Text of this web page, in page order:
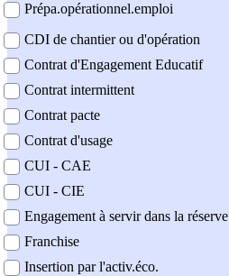
Prépa.opérationnel.emploi
CDI de chantier ou d'opération
Contrat d'Engagement Educatif
Contrat intermittent
Contrat pacte
Contrat d'usage
CUI - CAE
CUI - CIE
Engagement à servir dans la réserve
Franchise
Insertion par l'activ.éco.